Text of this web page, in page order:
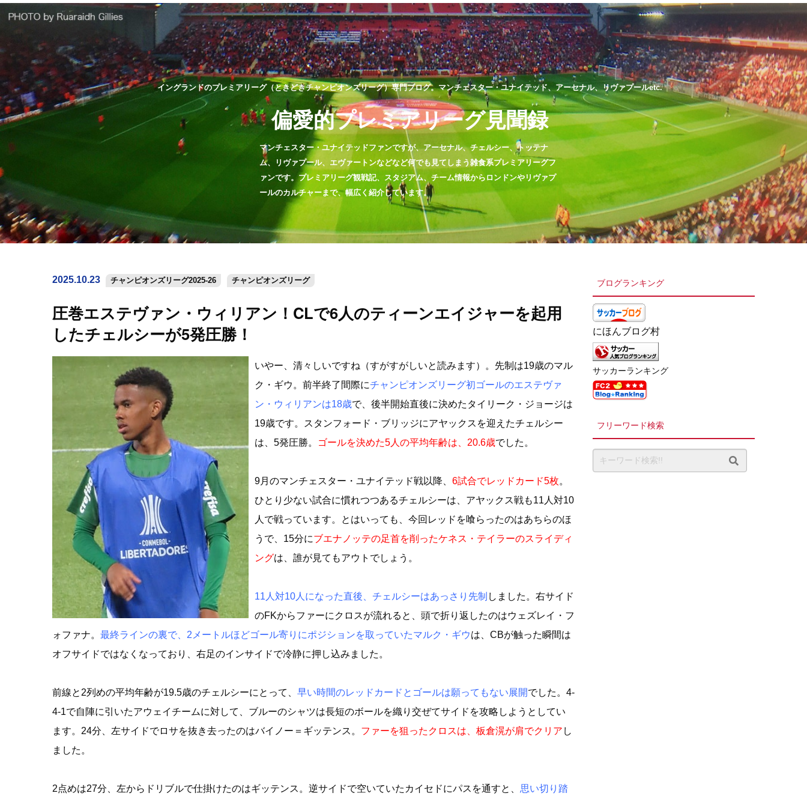
イングランドのプレミアリーグ（ときどきチャンピオンズリーグ）専門ブログ。マンチェスター・ユナイテッド、アーセナル、リヴァプールetc.
偏愛的プレミアリーグ見聞録
マンチェスター・ユナイテッドファンですが、アーセナル、チェルシー、トッテナ
ム、リヴァプール、エヴァートンなどなど何でも見てしまう雑食系プレミアリーグフ
ァンです。プレミアリーグ観戦記、スタジアム、チーム情報からロンドンやリヴァプ
ールのカルチャーまで、幅広く紹介しています。
2025.10.23 チャンピオンズリーグ2025-26 チャンピオンズリーグ
圧巻エステヴァン・ウィリアン！CLで6人のティーンエイジャーを起用
したチェルシーが5発圧勝！
いやー、清々しいですね（すがすがしいと読みます）。先制は19歳のマル
ク・ギウ。前半終了間際にチャンピオンズリーグ初ゴールのエステヴァ
ン・ウィリアンは18歳で、後半開始直後に決めたタイリーク・ジョージは
19歳です。スタンフォード・ブリッジにアヤックスを迎えたチェルシー
は、5発圧勝。
ゴールを決めた5人の平均年齢は、20.6歳でした。
9月のマンチェスター・ユナイテッド戦以降、 6試合でレッドカード5枚。
ひとり少ない試合に慣れつつあるチェルシーは、アヤックス戦も11人対10
人で戦っています。とはいっても、今回レッドを喰らったのはあちらのほ
うで、15分にブエナノッテの足首を削ったケネス・テイラーのスライディ
ングは、誰が見てもアウトでしょう。
11人対10人になった直後、チェルシーはあっさり先制 しました。右サイド
のFKからファーにクロスが流れると、頭で折り返したのはウェズレイ・フ
ォファナ。 最終ラインの裏で、2メートルほどゴール寄りにポジションを取っていたマルク・ギウは、CBが触った瞬間は
オフサイドではなくなっており、右足のインサイドで冷静に押し込みました。
前線と2列めの平均年齢が19.5歳のチェルシーにとって、 早い時間のレッドカードとゴールは願ってもない展開でした。4-
4-1で自陣に引いたアウェイチームに対して、ブルーのシャツは長短のボールを織り交ぜてサイドを攻略しようとしてい
ます。24分、左サイドでロサを抜き去ったのはバイノー＝ギッテンス。 ファーを狙ったクロスは、板倉滉が肩でクリア し
ました。
2点めは27分、左からドリブルで仕掛けたのはギッテンス。逆サイドで空いていたカイセドにパスを通すと、 思い切り踏
ブログランキング
にほんブログ村
サッカーランキング
フリーワード検索